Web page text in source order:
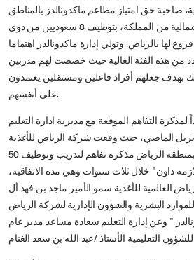
صاحبة حق امتياز مطاعم ماكدونالدز بالمناطق
الوسطى والشرقية والشمالية من المملكة، بتوظيف 8 سعوديين من ذوي
لها بالرياض. وتولي إدارة ماكدونالدز اهتماما
من هذه الفئة الغالية حيث خصصت لهم مدربين
جعلهم أفراد فاعلين ومستقلين يعتمدون
على أنفسهم.
لمذكرة التفاهم الموقعة مع مديرية ادارة التعليم
الماضي، حيث وقعت شركة الرياض للأغذية
مع الإدارة العامة للتعليم بمنطقة الرياض مذكرة تفاهم لتدريب وتوظيف 50
داون" خلال ثلاث سنوات وهي مدة الاتفاقية،
العالمية للأغذية سمو الأمير ماجد بن فهد أل
البشرية والشؤون الإدارية لشركة الرياض
" وعن إدارة التعليم سعادة مساعد مدير عام